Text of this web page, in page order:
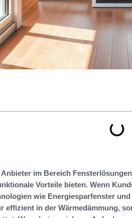
im Bereich
Vorteile bieten. Wenn
wie Energiesparfenster
effizient in der Wärmedämmung,